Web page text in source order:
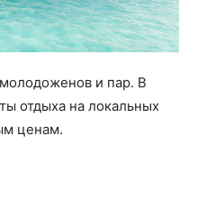
и пар. В
отдыха на локальных
ценам.